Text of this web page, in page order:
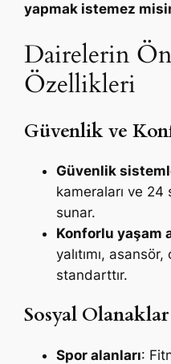
yapmak istemez
Dairelerin
Özellikleri
Güvenlik ve
Güvenlik
kameraları ve
sunar.
Konforlu yaşam
yalıtımı,
standarttır.
Sosyal Olanaklar
Spor alanları: